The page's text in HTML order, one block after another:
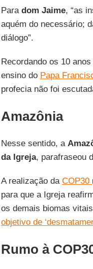
Para dom Jaime, “as
aquém do necessário;
diálogo”.
Recordando os 10
ensino do Papa
profecia não foi
Amazônia
Nesse sentido, a
da Igreja, parafraseou
A realização da COP30
para que a Igreja
os demais biomas
objetivo de
Rumo à